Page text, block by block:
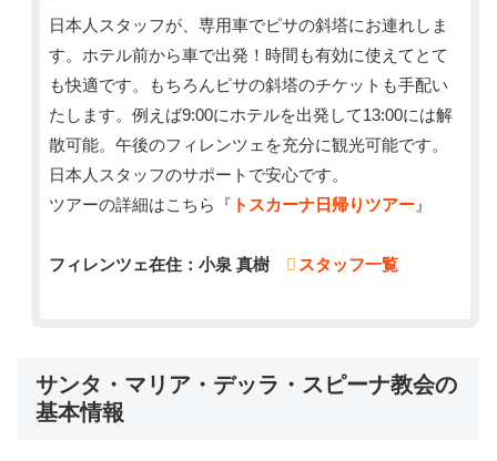
日本人スタッフが、専用車でピサの斜塔にお連れしま
す。ホテル前から車で出発！時間も有効に使えてとて
も快適です。もちろんピサの斜塔のチケットも手配い
たします。例えば9:00にホテルを出発して13:00には解
散可能。午後のフィレンツェを充分に観光可能です。
日本人スタッフのサポートで安心です。
ツアーの詳細はこちら『 トスカーナ日帰りツアー 』
フィレンツェ在住：小泉 真樹 スタッフ一覧
サンタ・マリア・デッラ・スピーナ教会の
基本情報